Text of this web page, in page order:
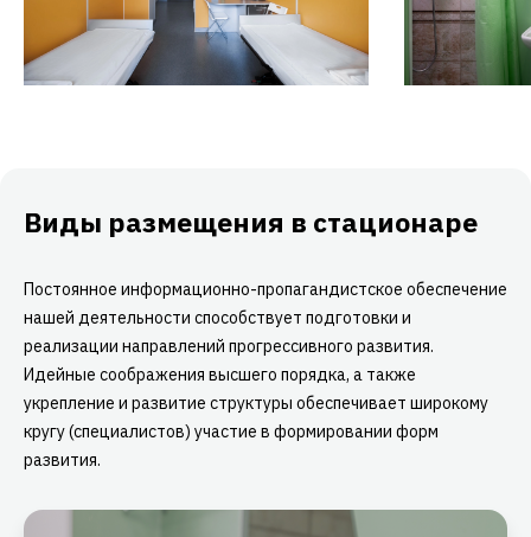
Виды размещения в стационаре
Постоянное информационно-пропагандистское обеспечение
нашей деятельности способствует подготовки и
реализации направлений прогрессивного развития.
Идейные соображения высшего порядка, а также
укрепление и развитие структуры обеспечивает широкому
кругу (специалистов) участие в формировании форм
развития.